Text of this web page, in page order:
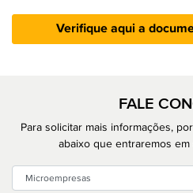
Verifique aqui a
FALE
Para solicitar mais informações,
abaixo que entraremos